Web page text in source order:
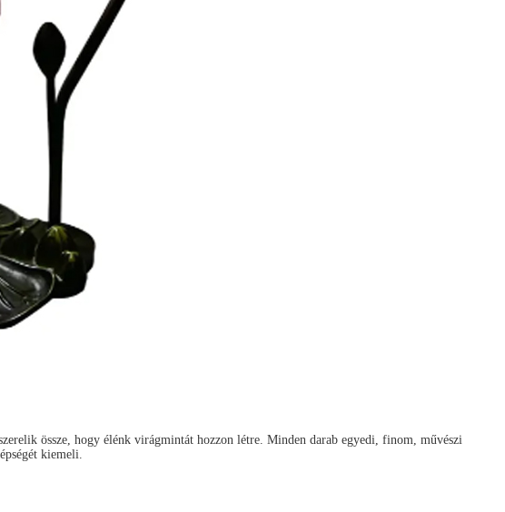
össze, hogy élénk virágmintát hozzon létre. Minden darab egyedi, finom, művészi
kiemeli.